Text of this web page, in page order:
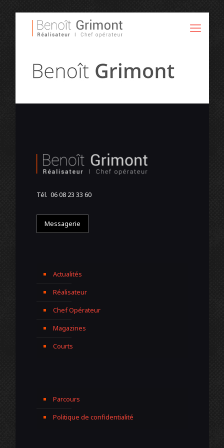
Tél. 06 08 23 33 60
Messagerie
Actualités
Réalisateur
Chef Opérateur
Magazines
Courts
Parcours
Politique de confidentialité